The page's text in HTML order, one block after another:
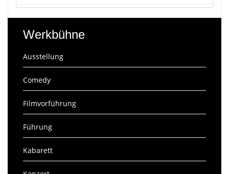
Werkbühne
Ausstellung
Comedy
Filmvorführung
Führung
Kabarett